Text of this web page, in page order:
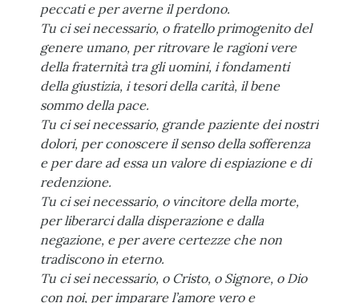
peccati e per averne il perdono.
Tu ci sei necessario, o fratello primogenito del
genere umano, per ritrovare le ragioni vere
della fraternità tra gli uomini, i fondamenti
della giustizia, i tesori della carità, il bene
sommo della pace.
Tu ci sei necessario, grande paziente dei nostri
dolori, per conoscere il senso della sofferenza
e per dare ad essa un valore di espiazione e di
redenzione.
Tu ci sei necessario, o vincitore della morte,
per liberarci dalla disperazione e dalla
negazione, e per avere certezze che non
tradiscono in eterno.
Tu ci sei necessario, o Cristo, o Signore, o Dio
con noi, per imparare l’amore vero e